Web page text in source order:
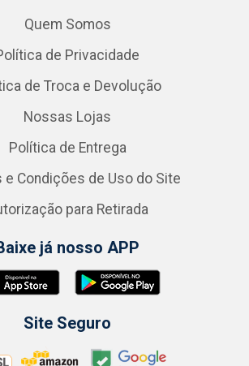
Quem Somos
de Privacidade
de Troca e Devolução
Nossas Lojas
Política de Entrega
e Condições de Uso do Site
para Retirada
já nosso APP
Site Seguro